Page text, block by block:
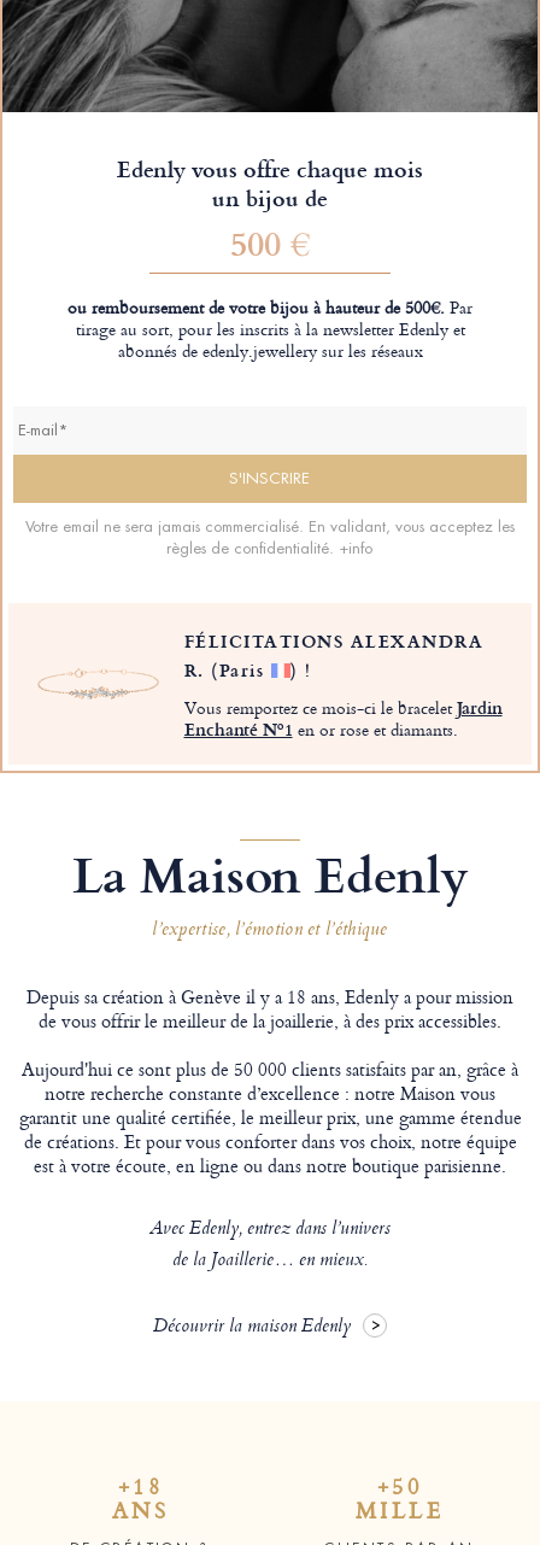
Edenly vous offre chaque mois
un bijou de
500 €
ou remboursement de votre bijou à hauteur de 500€.Par
tirage au sort, pour les inscrits à la newsletter Edenly et
abonnés de edenly.jewellery sur les réseaux
Votre email ne sera jamais commercialisé. En validant, vous acceptez les
règles de confidentialité. +info
FÉLICITATIONS ALEXANDRA
R. (Paris ) !
Vous remportez ce mois-ci le braceletJardin
Enchanté Nº1 en or rose et diamants.
La Maison Edenly
l’expertise, l’émotion et l’éthique
Depuis sa création à Genève il y a 18 ans, Edenly a pour mission
de vous offrir le meilleur de la joaillerie, à des prix accessibles.
Aujourd'hui ce sont plus de 50 000 clients satisfaits par an, grâce à
notre recherche constante d’excellence : notre Maison vous
garantit une qualité certifiée, le meilleur prix, une gamme étendue
de créations. Et pour vous conforter dans vos choix, notre équipe
est à votre écoute, en ligne ou dans notre boutique parisienne.
Avec Edenly, entrez dans l’univers
de la Joaillerie… en mieux.
Découvrir la maison Edenly
+18
ANS
+50
MILLE